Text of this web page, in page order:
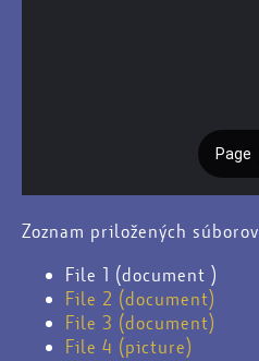
Zoznam priložených súborov
File 1 (document )
File 2 (document)
File 3 (document)
File 4 (picture)